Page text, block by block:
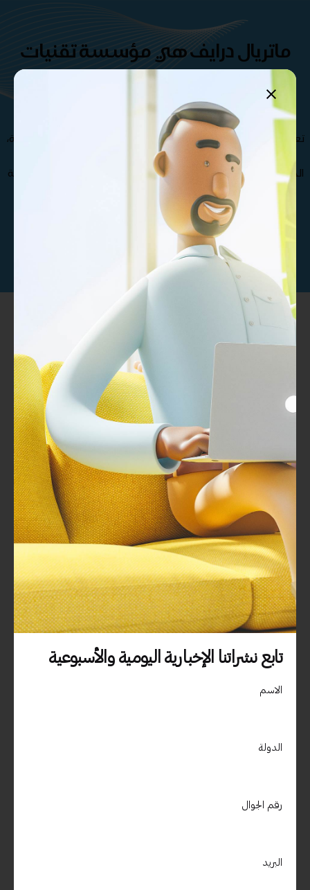
ماتريال درايف هي مؤسسة تقنيات
تعليمية تركز على المحتوى
والمنصات والتطوير المخصص .
تعرف على فريقنا الإستثنائي من المتخصصين و الدكاترة الأكثر خبرة،
مما يجعل مؤسسة ماتريال درايف الأفضل في صناعة و تطوير
الحقائب التدريبية , كذلك نوفر مجموعة متنوعة من حقائب تدريبية
بجودة عالية تغطي مختلف التخصصات
تواصل معنا
خبراء تطوير وتصميم المحتوي التدريبى مصمم بخبرات عالمية
المملكة العربية السعودية – الرياض شارع الامير سلطان
دبي، الامارات العربية المتحدة – جزيرة المرفا – ص .ب 9588 الديرة –
المهنة
تابع نشراتنا الإخبارية اليومية والأسبوعية
الاسم
الدولة
رقم الجوال
البريد